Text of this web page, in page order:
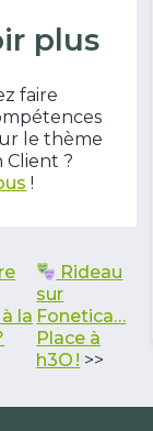
plus
faire
le thème
Client ?
!
la
Rideau
sur
Fonetica…
Place à
h3O ! >>